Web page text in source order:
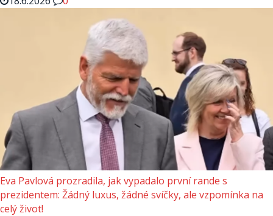
Eva Pavlová prozradila, jak vypadalo první rande s
prezidentem: Žádný luxus, žádné svíčky, ale vzpomínka na
celý život!